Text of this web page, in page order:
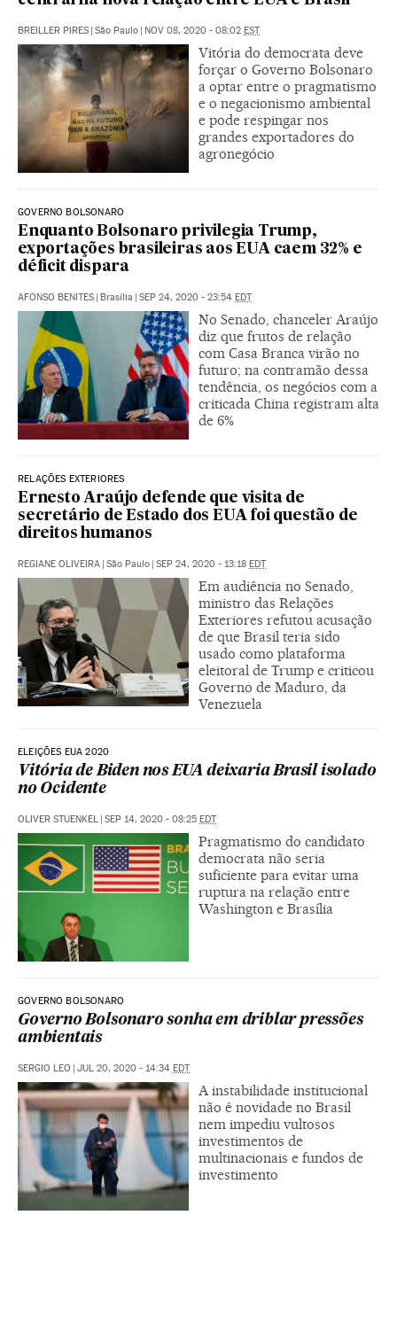
BREILLER PIRES | São Paulo | NOV 08, 2020 - 08:02 EST
Vitória do democrata deve
forçar o Governo Bolsonaro
a optar entre o pragmatismo
e o negacionismo ambiental
e pode respingar nos
grandes exportadores do
agronegócio
GOVERNO BOLSONARO
Enquanto Bolsonaro privilegia Trump,
exportações brasileiras aos EUA caem 32% e
déficit dispara
AFONSO BENITES | Brasília | SEP 24, 2020 - 23:54 EDT
No Senado, chanceler Araújo
diz que frutos de relação
com Casa Branca virão no
futuro; na contramão dessa
tendência, os negócios com a
criticada China registram alta
de 6%
RELAÇÕES EXTERIORES
Ernesto Araújo defende que visita de
secretário de Estado dos EUA foi questão de
direitos humanos
REGIANE OLIVEIRA | São Paulo | SEP 24, 2020 - 13:18 EDT
Em audiência no Senado,
ministro das Relações
Exteriores refutou acusação
de que Brasil teria sido
usado como plataforma
eleitoral de Trump e criticou
Governo de Maduro, da
Venezuela
ELEIÇÕES EUA 2020
Vitória de Biden nos EUA deixaria Brasil isolado
no Ocidente
OLIVER STUENKEL | SEP 14, 2020 - 08:25 EDT
Pragmatismo do candidato
democrata não seria
suficiente para evitar uma
ruptura na relação entre
Washington e Brasília
GOVERNO BOLSONARO
Governo Bolsonaro sonha em driblar pressões
ambientais
SERGIO LEO | JUL 20, 2020 - 14:34 EDT
A instabilidade institucional
não é novidade no Brasil
nem impediu vultosos
investimentos de
multinacionais e fundos de
investimento